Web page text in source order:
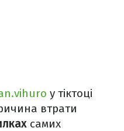
у тіктоці
втрати
самих